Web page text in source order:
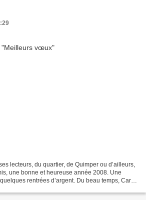
lecteurs, du quartier, de Quimper ou d’ailleurs,
une bonne et heureuse année 2008. Une
rentrées d’argent. Du beau temps, Carla